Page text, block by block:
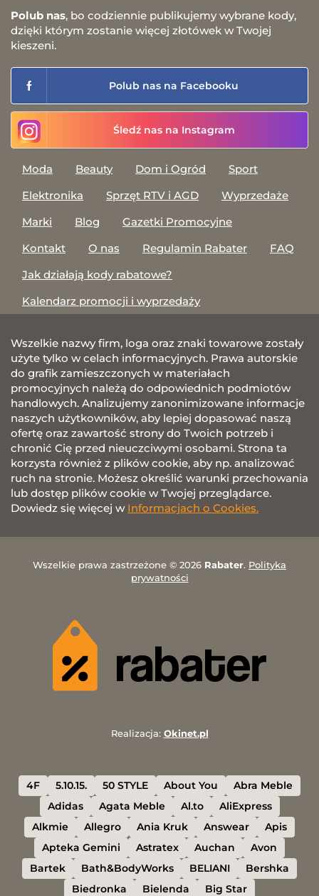
Polub nas, bo codziennie publikujemy wybrane kody,
dzięki którym zostanie więcej złotówek w Twojej
kieszeni.
Polub nas na Facebooku
Śledź nas na Instagram
Moda Beauty Dom i Ogród
Sport
Elektronika
Sprzęt RTV i AGD
Wyprzedaże
Marki
Blog
Gazetki Promocyjne
Kontakt
O nas Regulamin Rabater
FAQ
Jak działają kody rabatowe?
Kalendarz promocji i wyprzedaży
Wszelkie nazwy firm, loga oraz znaki towarowe zostały
użyte tylko w celach informacyjnych. Prawa autorskie
do grafik zamieszczonych w materiałach
promocyjnych należą do odpowiednich podmiotów
handlowych. Analizujemy zanonimizowane informacje
naszych użytkowników, aby lepiej dopasować naszą
ofertę oraz zawartość strony do Twoich potrzeb i
chronić Cię przed nieuczciwymi osobami. Strona ta
korzysta również z plików cookie, aby np. analizować
ruch na stronie. Możesz określić warunki przechowania
lub dostęp plików cookie w Twojej przeglądarce.
Dowiedz się więcej w Informacjach o Cookies.
Wszelkie prawa zastrzeżone © 2026 Rabater. Polityka
prywatności
Realizacja: Okinet.pl
4F 5.10.15. 50 STYLE About You
Abra Meble
Adidas
Agata Meble Al.to
AliExpress
Alkmie
Allegro Ania Kruk Answear
Apis
Apteka Gemini
Astratex Auchan
Avon
Bartek
Bath&BodyWorks BELIANI
Bershka
Biedronka
Bielenda Big Star